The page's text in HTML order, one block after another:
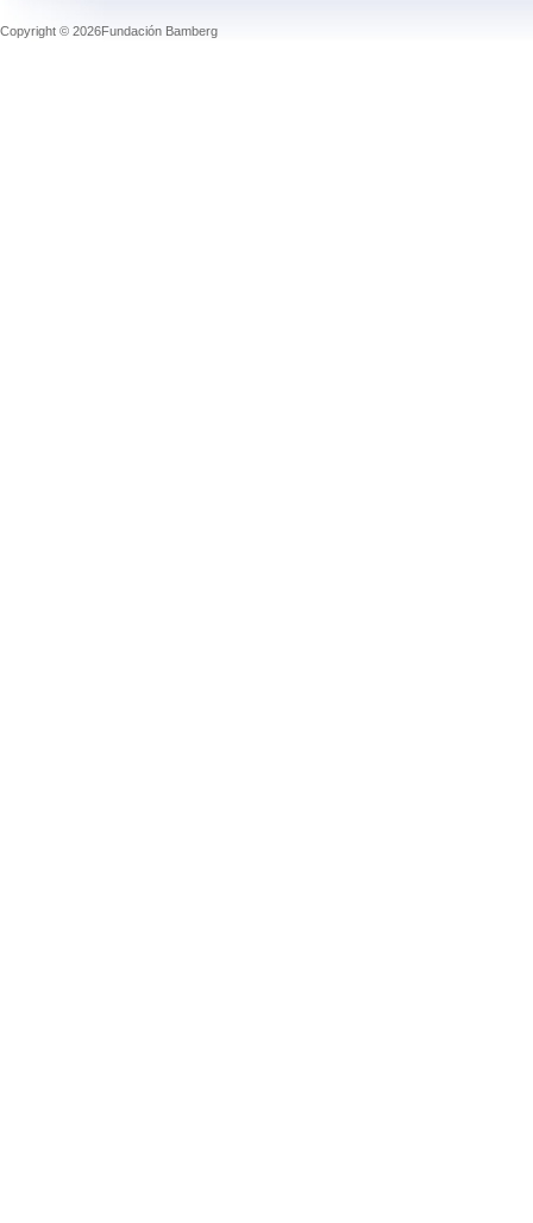
Copyright © 2026Fundación Bamberg